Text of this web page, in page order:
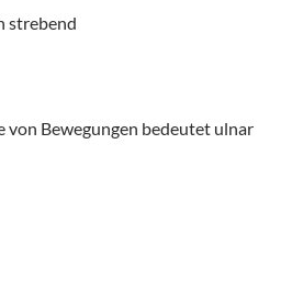
strebend
von Bewegungen bedeutet ulnar